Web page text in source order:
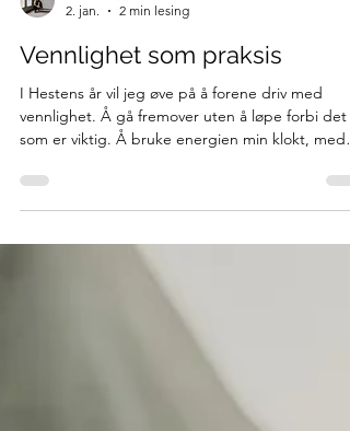
2. jan.
2 min lesing
Vennlighet som praksis
I Hestens år vil jeg øve på å forene driv med
som er viktig. Å bruke energien min klokt, med
større enn vi tror.» Vennlighet er ikke noe mykt
passivt – det er en aktiv kraft. En måte å leve mer
helhjertet, modig og sant på. Jeg vil forsøke å la
2026 få være et år for fremdrift med varme.